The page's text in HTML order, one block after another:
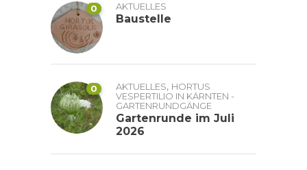
0 AKTUELLES
Baustelle
0 AKTUELLES, HORTUS
VESPERTILIO IN KÄRNTEN -
GARTENRUNDGÄNGE
Gartenrunde im Juli
2026